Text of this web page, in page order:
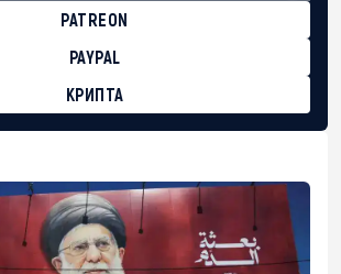
PATREON
PAYPAL
КРИПТА